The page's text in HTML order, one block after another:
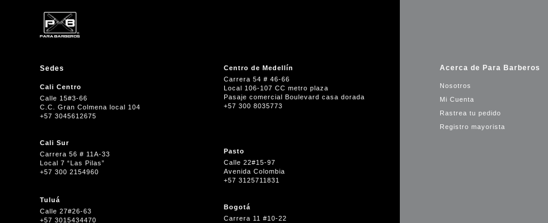
Sedes
Cali Centro
Calle 15#3-66
C.C. Gran Colmena local 104
+57 3045612675
Cali Sur
Carrera 56 # 11A-33
Local 7 “Las Pilas”
+57 300 2154960
Tuluá
Calle 27#26-63
+57 3015434470
Centro de Medellín
Carrera 54 # 46-66
Local 106-107 CC metro plaza
Pasaje comercial Boulevard casa dorada
+57 300 8035773
Pasto
Calle 22#15-97
Avenida Colombia
+57 3125711831
Bogotá
Carrera 11 #10-22
Acerca de Para Barberos
Nosotros
Mi Cuenta
Rastrea tu pedido
Registro mayorista